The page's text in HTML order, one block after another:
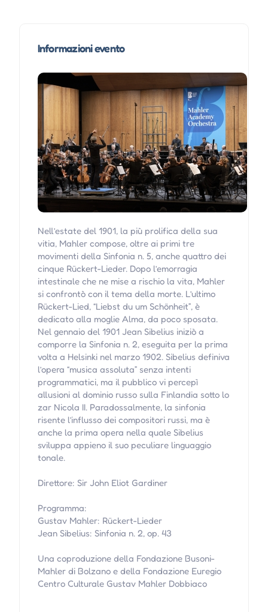
Informazioni evento
Nell’estate del 1901, la più prolifica della sua
vitia, Mahler compose, oltre ai primi tre
movimenti della Sinfonia n. 5, anche quattro dei
cinque Rückert-Lieder. Dopo l’emorragia
intestinale che ne mise a rischio la vita, Mahler
si confrontò con il tema della morte. L’ultimo
Rückert-Lied, “Liebst du um Schönheit”, è
dedicato alla moglie Alma, da poco sposata.
Nel gennaio del 1901 Jean Sibelius iniziò a
comporre la Sinfonia n. 2, eseguita per la prima
volta a Helsinki nel marzo 1902. Sibelius definiva
l’opera “musica assoluta” senza intenti
programmatici, ma il pubblico vi percepì
allusioni al dominio russo sulla Finlandia sotto lo
zar Nicola II. Paradossalmente, la sinfonia
risente l’influsso dei compositori russi, ma è
anche la prima opera nella quale Sibelius
sviluppa appieno il suo peculiare linguaggio
tonale.
Direttore: Sir John Eliot Gardiner
Programma:
Gustav Mahler: Rückert-Lieder
Jean Sibelius: Sinfonia n. 2, op. 43
Una coproduzione della Fondazione Busoni-
Mahler di Bolzano e della Fondazione Euregio
Centro Culturale Gustav Mahler Dobbiaco